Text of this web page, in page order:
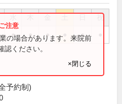
祝
● ● ● ●
の場合があります。来院前
ください。
×閉じる
予約制)